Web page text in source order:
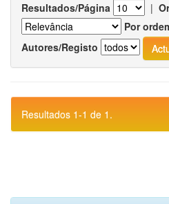
Resultados/Página |
Por
Autores/Registo
Resultados 1-1 de 1.